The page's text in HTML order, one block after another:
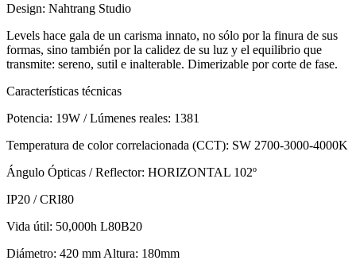
Design: Nahtrang Studio
Levels hace gala de un carisma innato, no sólo por la finura de sus
formas, sino también por la calidez de su luz y el equilibrio que
transmite: sereno, sutil e inalterable. Dimerizable por corte de fase.
Características técnicas
Potencia: 19W / Lúmenes reales: 1381
Temperatura de color correlacionada (CCT): SW 2700-3000-4000K
Ángulo Ópticas / Reflector: HORIZONTAL 102º
IP20 / CRI80
Vida útil: 50,000h L80B20
Diámetro: 420 mm Altura: 180mm